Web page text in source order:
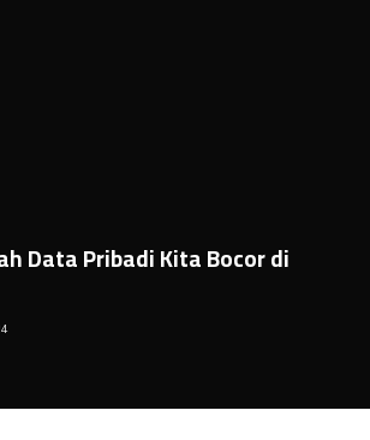
Data Pribadi Kita Bocor di